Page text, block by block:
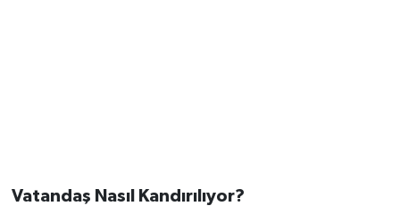
Vatandaş Nasıl Kandırılıyor?